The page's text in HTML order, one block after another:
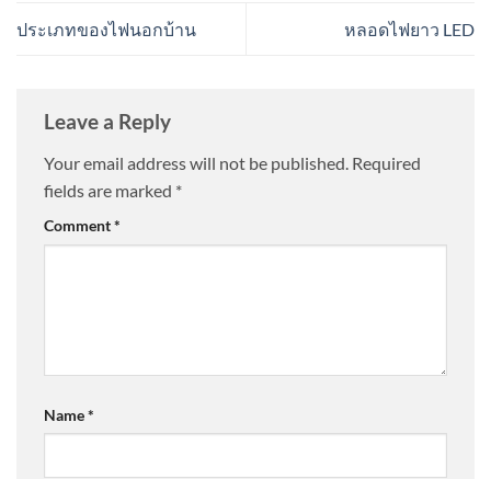
ประเภทของไฟนอกบ้าน หลอดไฟยาว LED
Leave a Reply
Your email address will not be published. Required
fields are marked *
Comment*
Name*